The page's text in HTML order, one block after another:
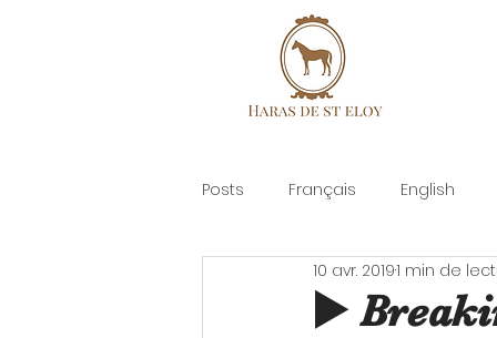
Posts Français English
▶️
10 avr. 20191 min de